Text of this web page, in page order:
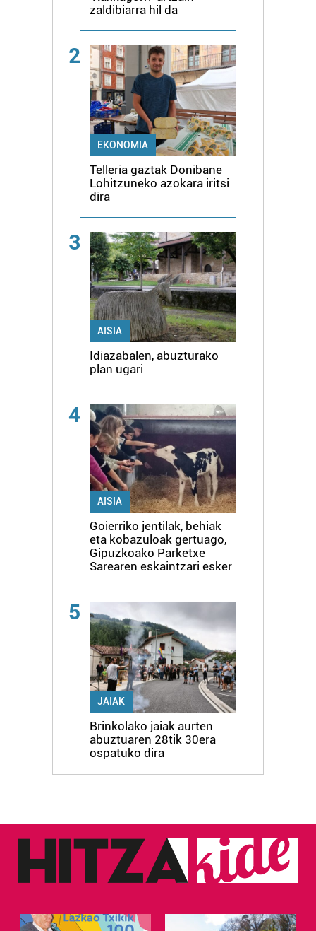
zaldibiarra hil da
2
EKONOMIA
Telleria gaztak Donibane
Lohitzuneko azokara iritsi
dira
3
AISIA
Idiazabalen, abuzturako
plan ugari
4
AISIA
Goierriko jentilak, behiak
eta kobazuloak gertuago,
Gipuzkoako Parketxe
Sarearen eskaintzari esker
5
JAIAK
Brinkolako jaiak aurten
abuztuaren 28tik 30era
ospatuko dira